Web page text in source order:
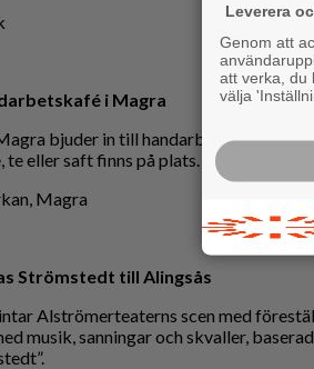
i Magra
bjuder in till handarbetskafé
te eller saft finns på plats.
Magra
Strömstedt till Alingsås
Alströmerteaterns scen med
musik, sanningar och skvaller,
Leverera
Genom att
att verka, du
välja